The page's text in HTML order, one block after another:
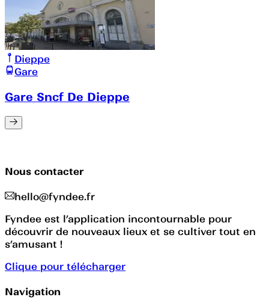
Dieppe
Gare
Gare Sncf De Dieppe
Nous contacter
hello@fyndee.fr
Fyndee est l’application incontournable pour
découvrir de nouveaux lieux et se cultiver tout en
s’amusant !
Clique pour télécharger
Navigation